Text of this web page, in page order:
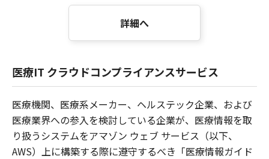
詳細へ
医療IT クラウドコンプライアンスサービス
医療機関、医療系メーカー、ヘルステック企業、および
医療業界への参入を検討している企業が、医療情報を取
り扱うシステムをアマゾン ウェブ サービス（以下、
AWS）上に構築する際に遵守するべき「医療情報ガイド